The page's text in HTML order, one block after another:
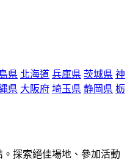
県 北海道 兵庫県 茨城県 神
県 大阪府 埼玉県 静岡県 栃
探索絕佳場地、參加活動